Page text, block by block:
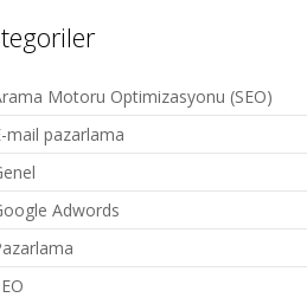
Motoru Optimizasyonu (SEO)
mail pazarlama
Adwords